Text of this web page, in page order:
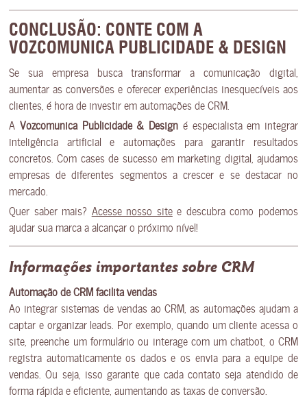
CONCLUSÃO: CONTE COM A
VOZCOMUNICA PUBLICIDADE & DESIGN
Se sua empresa busca transformar a comunicação digital,
aumentar as conversões e oferecer experiências inesquecíveis aos
clientes, é hora de investir em automações de CRM.
A Vozcomunica Publicidade & Design é especialista em integrar
inteligência artificial e automações para garantir resultados
concretos. Com cases de sucesso em marketing digital, ajudamos
empresas de diferentes segmentos a crescer e se destacar no
mercado.
Quer saber mais? Acesse nosso sitee descubra como podemos
ajudar sua marca a alcançar o próximo nível!
Informações importantes sobre CRM
Automação de CRM facilita vendas
Ao integrar sistemas de vendas ao CRM, as automações ajudam a
captar e organizar leads. Por exemplo, quando um cliente acessa o
site, preenche um formulário ou interage com um chatbot, o CRM
registra automaticamente os dados e os envia para a equipe de
vendas. Ou seja, isso garante que cada contato seja atendido de
forma rápida e eficiente, aumentando as taxas de conversão.